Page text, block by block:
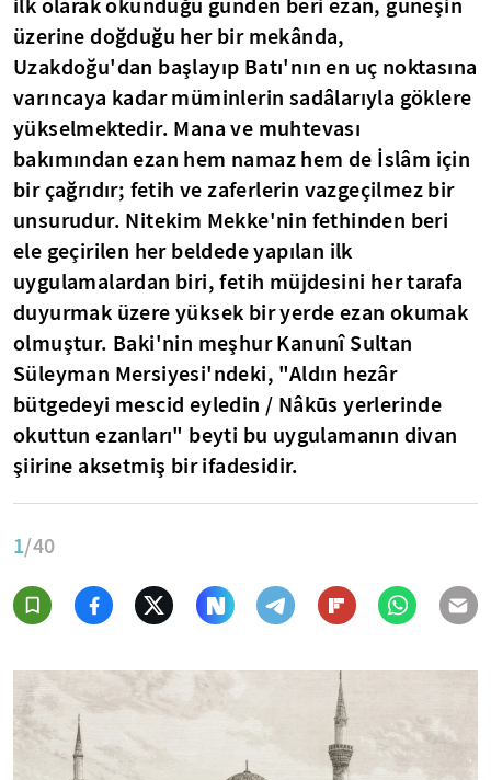
üzerine doğduğu her bir mekânda,
Uzakdoğu'dan başlayıp Batı'nın en uç noktasına
varıncaya kadar müminlerin sadâlarıyla göklere
yükselmektedir. Mana ve muhtevası
bakımından ezan hem namaz hem de İslâm için
bir çağrıdır; fetih ve zaferlerin vazgeçilmez bir
unsurudur. Nitekim Mekke'nin fethinden beri
ele geçirilen her beldede yapılan ilk
uygulamalardan biri, fetih müjdesini her tarafa
duyurmak üzere yüksek bir yerde ezan okumak
olmuştur. Baki'nin meşhur Kanunî Sultan
Süleyman Mersiyesi'ndeki, "Aldın hezâr
bütgedeyi mescid eyledin / Nâkūs yerlerinde
okuttun ezanları" beyti bu uygulamanın divan
şiirine aksetmiş bir ifadesidir.
1/40